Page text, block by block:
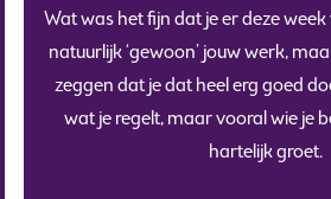
Wat was het fijn dat je er deze
natuurlijk ‘gewoon’ jouw werk,
zeggen dat je dat heel erg goed
wat je regelt, maar vooral wie je
hartelijk groet.